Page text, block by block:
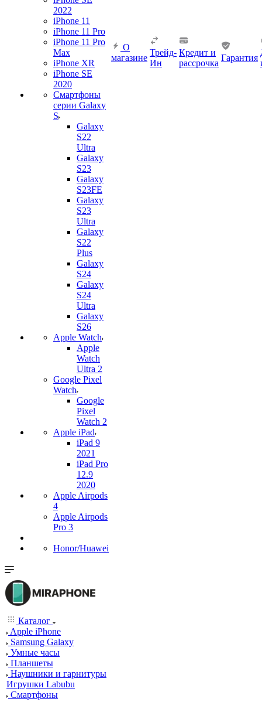
2022
iPhone 11
iPhone 11 Pro
iPhone 11 Pro
Max
iPhone XR
iPhone SE
2020
Смартфоны
серии Galaxy
S
Galaxy
S22
Ultra
Galaxy
S23
Galaxy
S23FE
Galaxy
S23
Ultra
Galaxy
S22
Plus
Galaxy
S24
Galaxy
S24
Ultra
Galaxy
S26
Apple Watch
Apple
Watch
Ultra 2
Google Pixel
Watch
Google
Pixel
Watch 2
Apple iPad
iPad 9
2021
iPad Pro
12.9
2020
Apple Airpods
4
Apple Airpods
Pro 3
Honor/Huawei
О
магазине
Трейд-
Ин
Кредит и
рассрочка
Гарантия
Каталог
Apple iPhone
Samsung Galaxy
Умные часы
Планшеты
Наушники и гарнитуры
Игрушки Labubu
Смартфоны